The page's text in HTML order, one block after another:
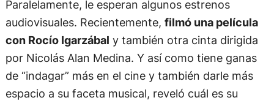
Paralelamente, le esperan algunos estrenos
audiovisuales. Recientemente, filmó una película
con Rocío Igarzábal y también otra cinta dirigida
por Nicolás Alan Medina. Y así como tiene ganas
de “indagar” más en el cine y también darle más
espacio a su faceta musical, reveló cuál es su